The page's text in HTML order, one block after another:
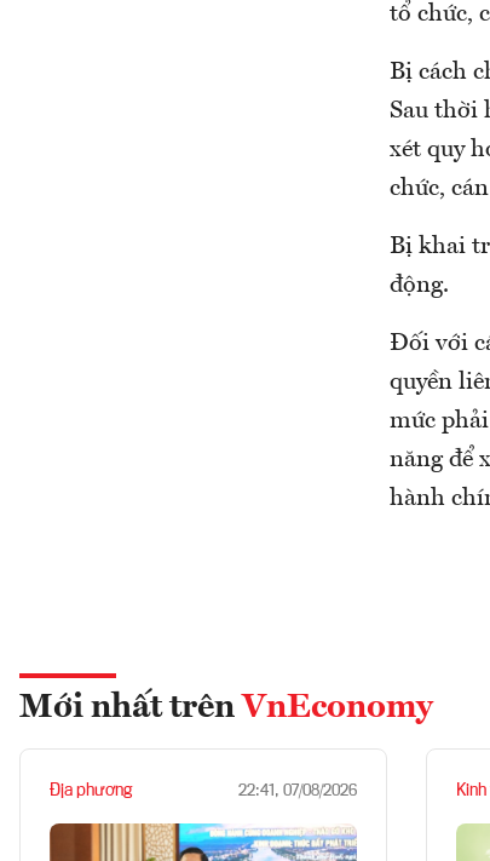
tổ chức,
Bị cách
Sau thời
xét quy
chức,
Bị khai
động.
Đối với
quyền
mức
năng để
hành
Mới nhất trên VnEconomy
Địa phương 22:41, 07/08/2026